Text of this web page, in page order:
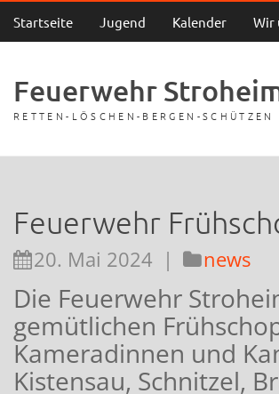
Startseite Jugend Kalender Wir
Feuerwehr
RETTEN-LÖSCHEN-BERGEN-SCHÜTZEN
Feuerwehr
20. Mai 2024 | news
Die Feuerwehr
gemütlichen
Kameradinnen und
Kistensau, Schnitzel,